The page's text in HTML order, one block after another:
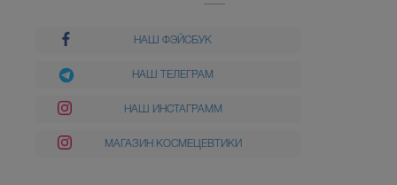
НАШ ФЭЙСБУК
НАШ ТЕЛЕГРАМ
НАШ ИНСТАГРАММ
МАГАЗИН КОСМЕЦЕВТИКИ